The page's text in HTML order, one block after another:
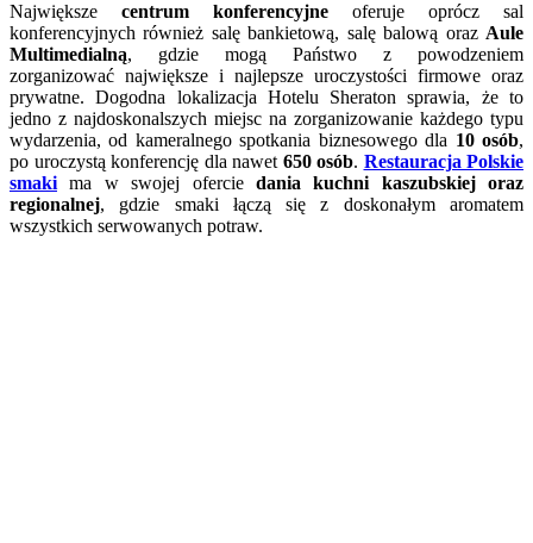
Największe centrum konferencyjne oferuje oprócz sal
konferencyjnych również salę bankietową, salę balową oraz Aule
Multimedialną, gdzie mogą Państwo z powodzeniem
zorganizować największe i najlepsze uroczystości firmowe oraz
prywatne. Dogodna lokalizacja Hotelu Sheraton sprawia, że to
jedno z najdoskonalszych miejsc na zorganizowanie każdego typu
wydarzenia, od kameralnego spotkania biznesowego dla 10 osób,
po uroczystą konferencję dla nawet 650 osób. Restauracja Polskie
smaki ma w swojej ofercie dania kuchni kaszubskiej oraz
regionalnej, gdzie smaki łączą się z doskonałym aromatem
wszystkich serwowanych potraw.